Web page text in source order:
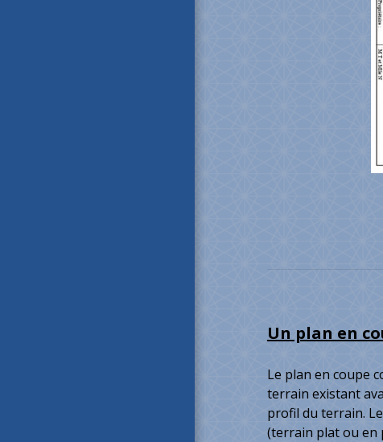
Un plan en
Le plan en coupe
terrain existant
profil du terrain.
(terrain plat ou en